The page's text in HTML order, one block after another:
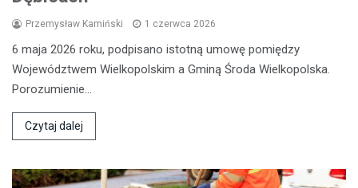
Przemysław Kamiński 1 czerwca 2026
6 maja 2026 roku, podpisano istotną umowę pomiędzy
Województwem Wielkopolskim a Gminą Środa Wielkopolska.
Porozumienie…
Czytaj dalej